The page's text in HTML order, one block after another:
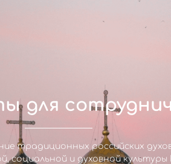
для
традиционных российских
социальной и духовной культуры